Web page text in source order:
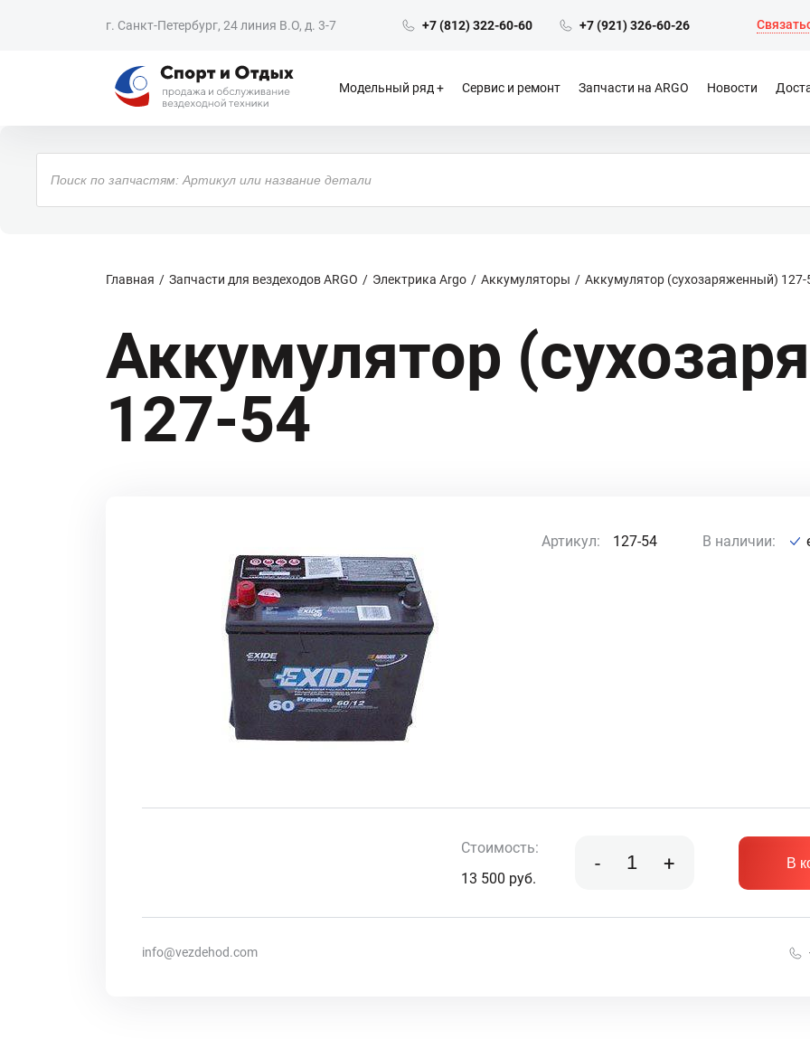
г. Санкт-Петербург, 24 линия В.О, д. 3-7 +7 (812) 322-60-60 +7 (921) 326-60-26
Модельный ряд Сервис и ремонт Запчасти на ARGO Новости
Поиск
товаров
Главная Запчасти для вездеходов ARGO Электрика Argo Аккумуляторы Аккумулятор (сухозаряженный) 127-
Аккумулятор
127-54
Артикул: 127-54 В наличии:
Стоимость:
13 500 руб.
- + В
info@vezdehod.com